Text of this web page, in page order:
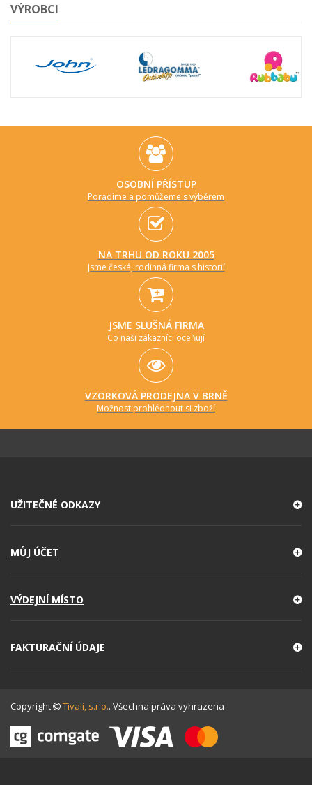
VÝROBCI
OSOBNÍ PŘÍSTUP
Poradíme a pomůžeme s výběrem
NA TRHU OD ROKU 2005
Jsme česká, rodinná firma s historií
JSME SLUŠNÁ FIRMA
Co naši zákazníci oceňují
VZORKOVÁ PRODEJNA V BRNĚ
Možnost prohlédnout si zboží
UŽITEČNÉ ODKAZY
MŮJ ÚČET
VÝDEJNÍ MÍSTO
FAKTURAČNÍ ÚDAJE
Copyright Tivali, s.r.o.. Všechna práva vyhrazena